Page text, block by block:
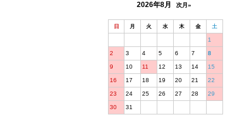
2026年8月 次月»
日 月 火 水 木 金 土
1
2 3 4 5 6 7 8
9 10 11 12 13 14 15
16 17 18 19 20 21 22
23 24 25 26 27 28 29
30 31